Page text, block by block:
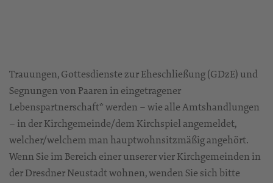
Trauungen, Gottesdienste zur Eheschließung (GDzE) und
Segnungen von Paaren in eingetragener
Lebenspartnerschaft* werden – wie alle Amtshandlungen
– in der Kirchgemeinde/dem Kirchspiel angemeldet,
welcher/welchem man hauptwohnsitzmäßig angehört.
Wenn Sie im Bereich einer unserer vier Kirchgemeinden in
der Dresdner Neustadt wohnen, wenden Sie sich bitte